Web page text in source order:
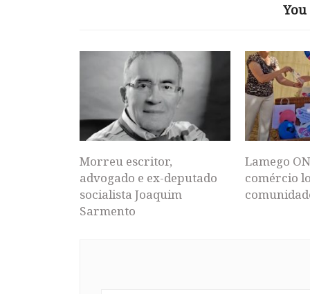
Morreu escritor,
advogado e ex-deputado
socialista Joaquim
Sarmento
Lamego
comércio